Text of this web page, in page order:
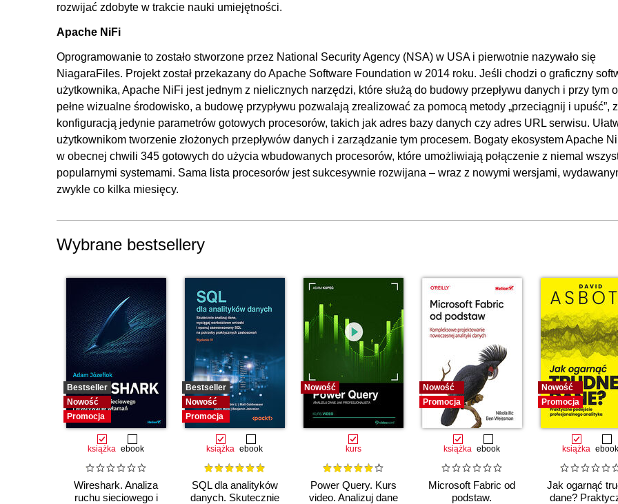
rozwijać zdobyte w trakcie nauki umiejętności.
Apache NiFi
Oprogramowanie to zostało stworzone przez National Security Agency (NSA) w USA i pierwotnie nazywało się
NiagaraFiles. Projekt został przekazany do Apache Software Foundation w 2014 roku. Jeśli chodzi o graficzny
użytkownika, Apache NiFi jest jednym z nielicznych narzędzi, które służą do budowy przepływu danych i przy tym
pełne wizualne środowisko, a budowę przypływu pozwalają zrealizować za pomocą metody „przeciągnij i upuść”, z
konfiguracją jedynie parametrów gotowych procesorów, takich jak adres bazy danych czy adres URL serwisu.
użytkownikom tworzenie złożonych przepływów danych i zarządzanie tym procesem. Bogaty ekosystem Apache
w obecnej chwili 345 gotowych do użycia wbudowanych procesorów, które umożliwiają połączenie z niemal
popularnymi systemami. Sama lista procesorów jest sukcesywnie rozwijana – wraz z nowymi wersjami,
zwykle co kilka miesięcy.
Wybrane bestsellery
Bestseller
Nowość
Promocja
książka ebook
Wireshark. Analiza
ruchu sieciowego i
Bestseller
Nowość
Promocja
książka ebook
SQL dla analityków
danych. Skutecznie
Nowość
kurs
Power Query. Kurs
video. Analizuj dane
Nowość
Promocja
książka ebook
Microsoft Fabric od
podstaw.
Nowość
Promocja
książka ebook
Jak ogarnąć
dane?